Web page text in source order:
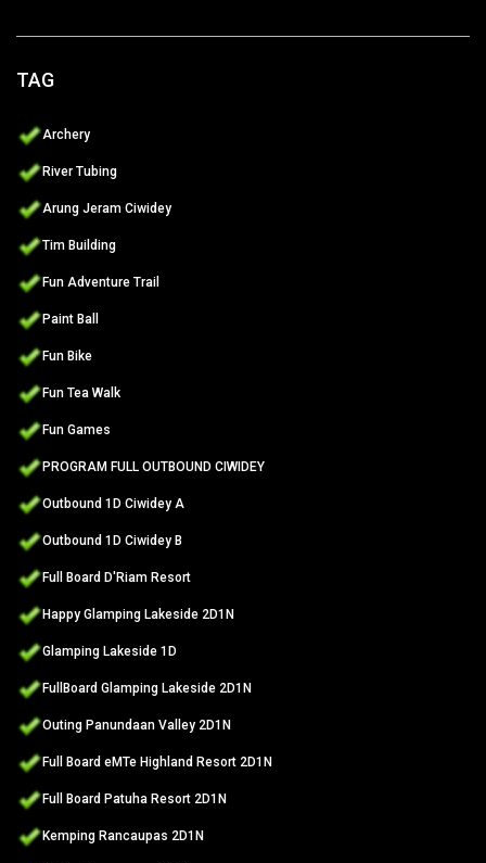
TAG
Archery
River Tubing
Arung Jeram Ciwidey
Tim Building
Fun Adventure Trail
Paint Ball
Fun Bike
Fun Tea Walk
Fun Games
PROGRAM FULL OUTBOUND CIWIDEY
Outbound 1D Ciwidey A
Outbound 1D Ciwidey B
Full Board D'Riam Resort
Happy Glamping Lakeside 2D1N
Glamping Lakeside 1D
FullBoard Glamping Lakeside 2D1N
Outing Panundaan Valley 2D1N
Full Board eMTe Highland Resort 2D1N
Full Board Patuha Resort 2D1N
Kemping Rancaupas 2D1N